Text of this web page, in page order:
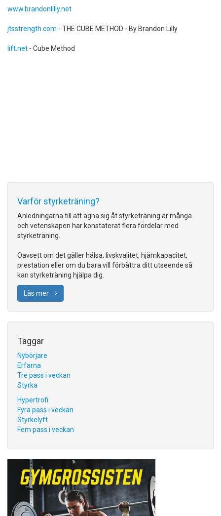
www.brandonlilly.net
jtsstrength.com - THE CUBE METHOD - By Brandon Lilly
lift.net - Cube Method
Varför styrketräning?
Anledningarna till att ägna sig åt styrketräning är många
och vetenskapen har konstaterat flera fördelar med
styrketräning.
Oavsett om det gäller hälsa, livskvalitet, hjärnkapacitet,
prestation eller om du bara vill förbättra ditt utseende så
kan styrketräning hjälpa dig.
Läs mer
Taggar
Nybörjare
Erfarna
Tre pass i veckan
Styrka
Hypertrofi
Fyra pass i veckan
Styrkelyft
Fem pass i veckan